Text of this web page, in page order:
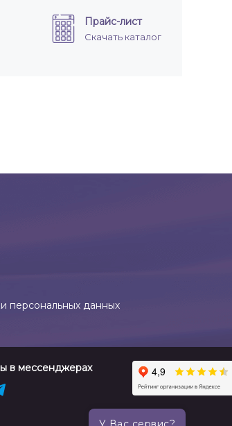
Прайс-лист
Скачать каталог
персональных данных
в мессенджерах